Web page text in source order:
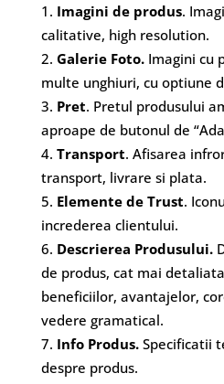
Imagini de produs.
calitative, high resolution.
Galerie Foto.Imagini cu
multe unghiuri, cu optiune
Pret. Pretul produsului
aproape de butonul de
Transport. Afisarea
transport, livrare si plata.
Elemente de Trust.
increderea clientului.
Descrierea Produsului.
de produs, cat mai
beneficiilor, avantajelor,
vedere gramatical.
Info Produs.Specificatii
despre produs.